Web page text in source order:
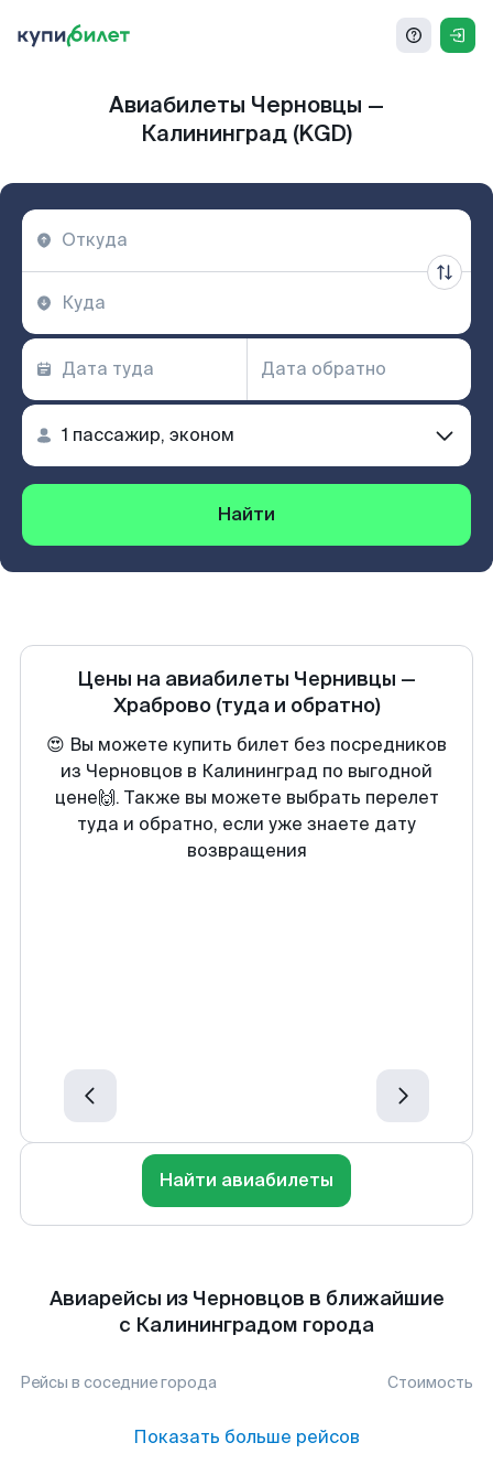
Авиабилеты Черновцы —
Калининград (KGD)
Найти
Цены на авиабилеты Чернивцы —
Храброво (туда и обратно)
😍 Вы можете купить билет без посредников
из Черновцов в Калининград по выгодной
цене🙌. Также вы можете выбрать перелет
туда и обратно, если уже знаете дату
возвращения
Найти авиабилеты
Авиарейсы из Черновцов в ближайшие
с Калининградом города
Рейсы в соседние города Стоимость
Показать больше рейсов